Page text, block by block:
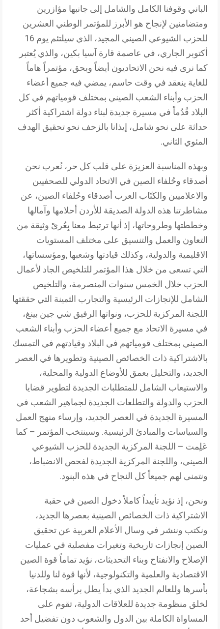
الباني وقوفنا الكامل والشامل إلى جانبها مؤازرين
ومتضامنين لإنجاح هو الأبرز للمؤتمر الوطني العشرين
للحزب الشيوعي الصيني المجيد، الذي سيلتئم يوم 16
أكتوبر الجاري، في عاصمة قارة آسيا بكين، والذي يُعتبر
كما نرى فيه نحن الاتحاديون أيضاً وبحق، مؤتمراً هاماً
للغاية ينعقد في وقت حاسم، يمضي فيه جميع أعضاء
الحزب وأبناء الشعب الصيني بمختلف قومياتهم في كل
البلاد قُدُماً في مسيرة جديدة لبناء دولة اشتراكية أكثر
حداثة على نحو شامل، إيذانا بالزحف نحو تحقيق الهدف
المئوي الثاني.
وبهذه المناسبة العزيزة على قلب كل حر، نُعرب نحن
أصدقاء وحُلفاء الصين في الاتحاد الدولي للصحفيين
والاعلاميين والكتّاب العرب أصدقاء وحُلفاء الصين، عن
مشاطرتنا هذه الدولة الصديقة للأردن أحلامها وآمالها
وخططتها وطروحاتها، إذ أنها ترتبط معنا بِعُرىً وثيقة من
التعاون والعمل والتنسيق على مختلف المستويات
الاقليمية والدولية، وكذلك قيادتها وشعبها ,ومؤسساتها،
التي تسعى من خلال هذا المؤتمر للتلخيص الجاد لأعمال
الحزب خلال الخمس سنوات المنصرمة، والتلخيص
الشامل للإنجازات الرئيسية والتجارب الثمينة التي حققتها
اللجنة المركزية للحزب، ونواتها الرفيق شي جين بينغ،
في مسيرة الاتحاد مع جميع أعضاء الحزب وأبناء الشعب
الصيني بمختلف قومياتهم في البلاد وقيادتهم في التمسك
بالاشتراكية ذات الخصائص الصينية وتطويرها في العصر
الجديد، والتحليل بعمق للأوضاع الدولية والمحلية،
والاستيعاب الشامل للمتطلبات الجديدة لتطوير قضايا
الحزب والدولة والتطلعات الجديدة لجماهير الشعب في
المسيرة الجديدة في العصر الجديد، وإرساء منهج العمل
والسياسات والمبادئ الرئيسية. وسينتخب المؤتمر – كما
عَلِمت – اللجنة المركزية الجديدة للحزب الشيوعي
الصيني، واللجنة المركزية الجديدة لفحص الانضباط،
ونتمنى لهم جميعاً كل النجاح في هذه البنود.
ونحن، إذ نؤيد تأييداً كاملاً دخول الصين في حقبة
الاشتراكية ذات الخصائص الصينية بعصرها الجديد،
ونكتب وننشر في وسال الأعلام العربية عن تحقيق
الصين إنجازات تاريخية وتغيرات مفصلية في عمليات
الإصلاح والانفتاح وبناء التحديثات، نؤيد تماماً قوة الصين
الاقتصادية والعلمية والتكنولوجية، لأنها قوة لنا وللدنيا
بأسرها وللعالم الجديد الذي بدأ يطل برأسه بشجاعة،
لخلق منظومة جديدة للعلاقات الدولية، تقوم على
المساواة الكاملة بين الدول والشعوب دون تفضيل أحد